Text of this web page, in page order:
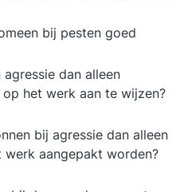
bij pesten goed
dan alleen
het werk aan te wijzen?
bij agressie dan alleen
aangepakt worden?